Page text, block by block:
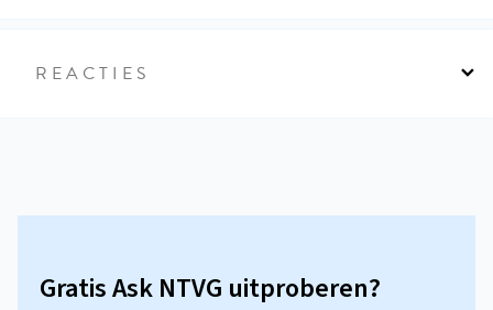
REACTIES
Gratis Ask NTVG uitproberen?